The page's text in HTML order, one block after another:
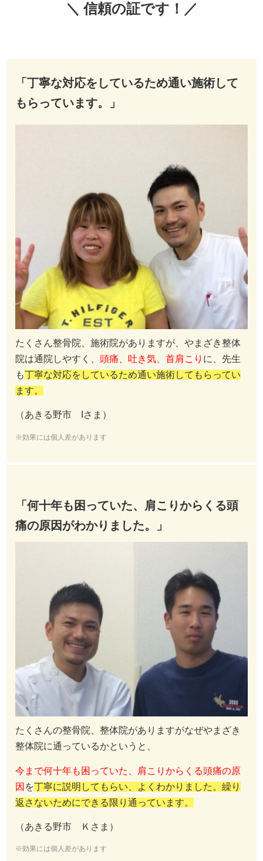
＼ 信頼の証です！／
「丁寧な対応をしているため通い施術して
もらっています。」
たくさん整骨院、施術院がありますが、やまざき整体
院は通院しやすく、 頭痛、吐き気、首肩こり に、先生
も丁寧な対応をしているため通い施術してもらってい
ます。
（あきる野市 Iさま）
※効果には個人差があります
「何十年も困っていた、肩こりからくる頭
痛の原因がわかりました。」
たくさんの整骨院、整体院がありますがなぜやまざき
整体院に通っているかというと、
今まで何十年も困っていた、肩こりからくる頭痛の原
因 を丁寧に説明してもらい、よくわかりました。繰り
返さないためにできる限り通っています。
（あきる野市 Ｋさま）
※効果には個人差があります